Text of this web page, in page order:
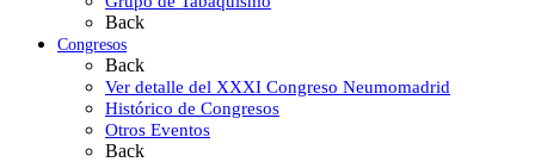
Back
Congresos
Back
Ver detalle del XXXI Congreso Neumomadrid
Histórico de Congresos
Otros Eventos
Back